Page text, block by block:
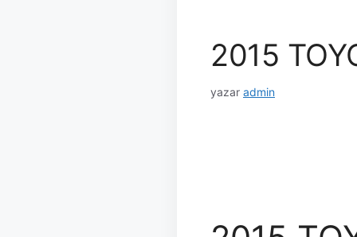
2015
yazar admin